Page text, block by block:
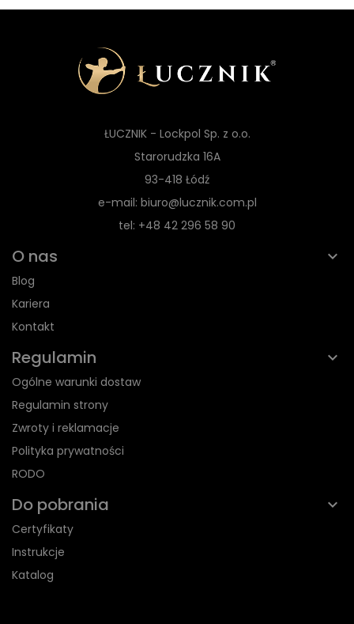
ŁUCZNIK - Lockpol Sp. z o.o.
Starorudzka 16A
93-418 Łódź
e-mail: biuro@lucznik.com.pl
tel: +48 42 296 58 90
O nas
Blog
Kariera
Kontakt
Regulamin
Ogólne warunki dostaw
Regulamin strony
Zwroty i reklamacje
Polityka prywatności
RODO
Do pobrania
Certyfikaty
Instrukcje
Katalog